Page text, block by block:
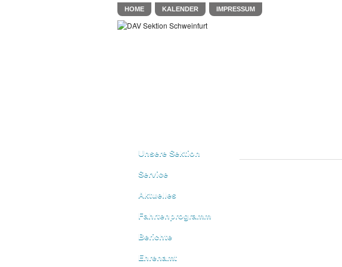
HOME KALENDER IMPRESSUM
Unsere Sektion
Service
Aktuelles
Fahrtenprogramm
Berichte
Ehrenamt